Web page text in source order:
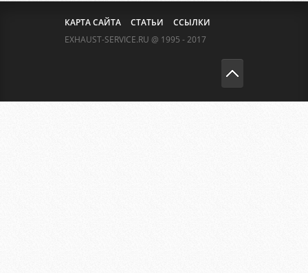
КАРТА САЙТА СТАТЬИ
ССЫЛКИ
EXHAUST-SERVICE.RU @ 1995 - 2017